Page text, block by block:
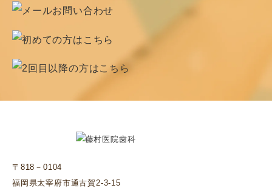
〒818－0104
福岡県太宰府市通古賀2-3-15